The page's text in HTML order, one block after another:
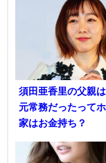
須田亜香里の父親
元常務だったって
家はお金持ち？